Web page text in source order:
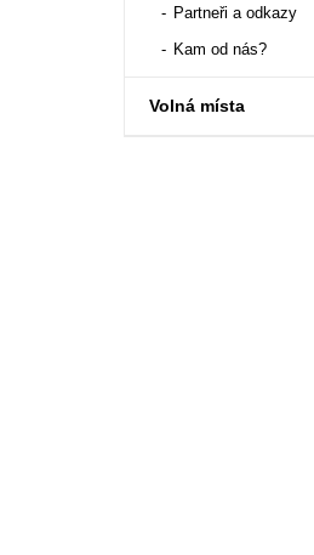
Partneři a odkazy
Kam od nás?
Volná místa